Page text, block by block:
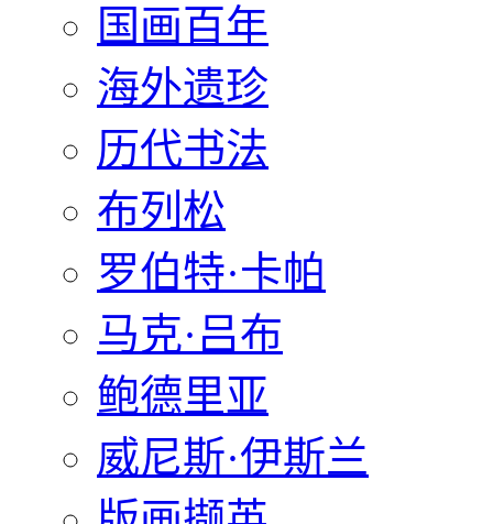
国画百年
海外遗珍
历代书法
布列松
罗伯特·卡帕
马克·吕布
鲍德里亚
威尼斯·伊斯兰